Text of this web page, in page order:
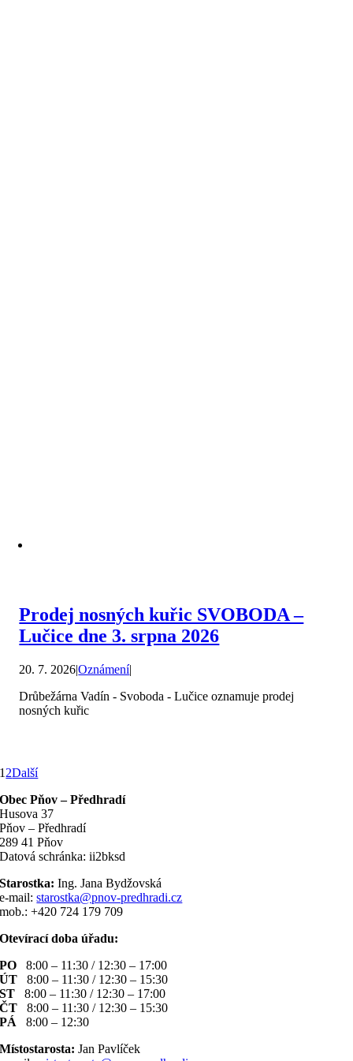
Prodej nosných kuřic SVOBODA –
Lučice dne 3. srpna 2026
20. 7. 2026|Oznámení|
Drůbežárna Vadín - Svoboda - Lučice oznamuje prodej
nosných kuřic
1 2Další
Obec Pňov – Předhradí
Husova 37
Pňov – Předhradí
289 41 Pňov
Datová schránka: ii2bksd
Starostka: Ing. Jana Bydžovská
e-mail:starostka@pnov-predhradi.cz
mob.: +420 724 179 709
Otevírací doba úřadu:
PO
8:00 – 11:30 / 12:30 – 17:00
ÚT
8:00 – 11:30 / 12:30 – 15:30
ST
8:00 – 11:30 / 12:30 – 17:00
ČT
8:00 – 11:30 / 12:30 – 15:30
PÁ
8:00 – 12:30
Místostarosta: Jan Pavlíček